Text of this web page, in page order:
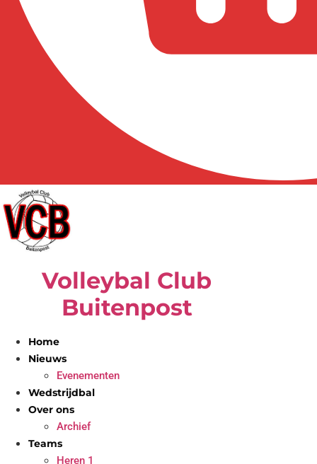
Volleybal Club
Buitenpost
Home
Nieuws
Evenementen
Wedstrijdbal
Over ons
Archief
Teams
Heren 1